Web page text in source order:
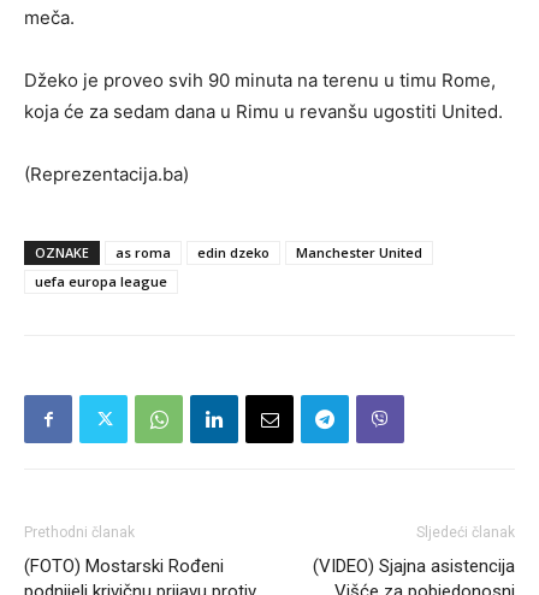
meča.
Džeko je proveo svih 90 minuta na terenu u timu Rome,
koja će za sedam dana u Rimu u revanšu ugostiti United.
(Reprezentacija.ba)
OZNAKE as roma edin dzeko
Manchester United
uefa europa league
Prethodni članak
(FOTO) Mostarski Rođeni
Sljedeći članak
(VIDEO) Sjajna asistencija